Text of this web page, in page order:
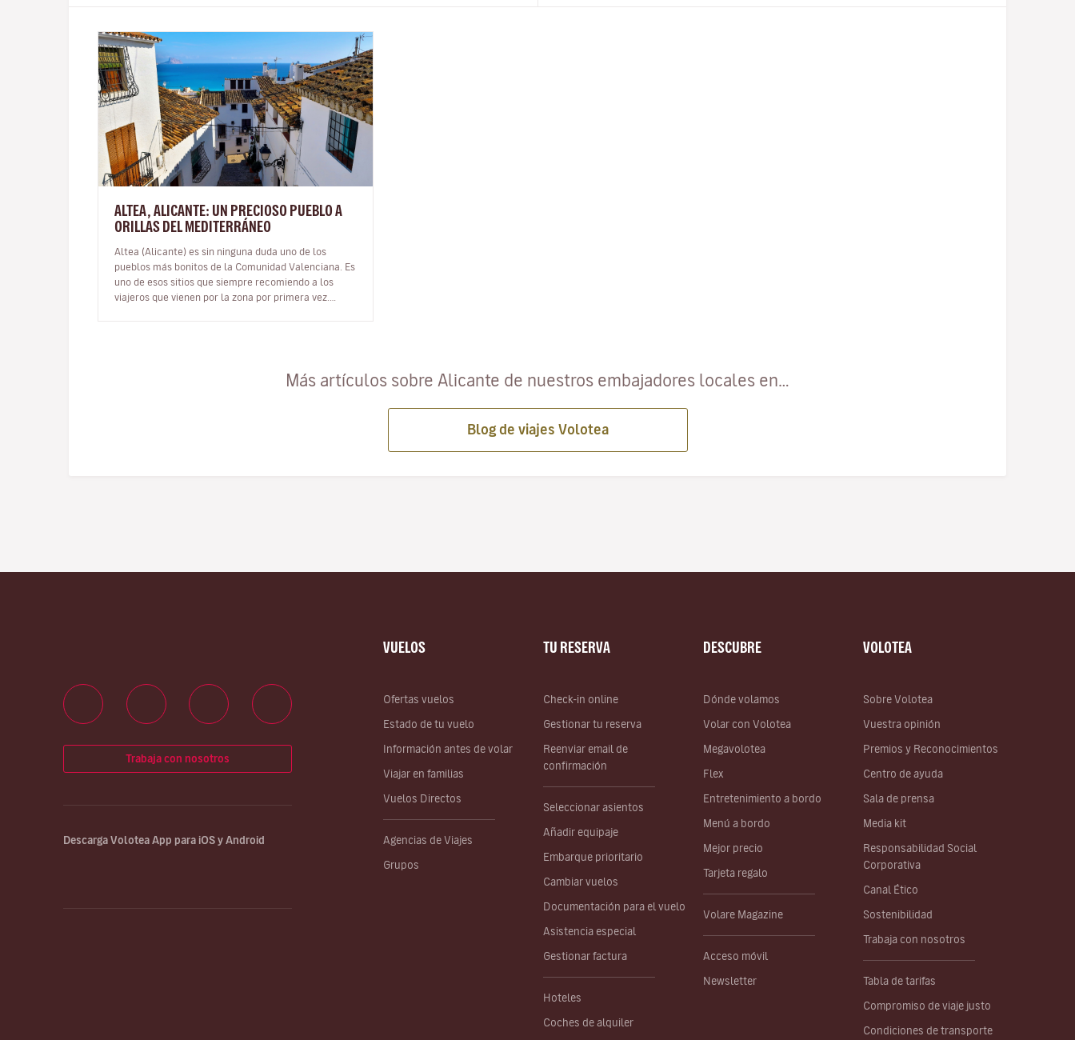
ALTEA, ALICANTE: UN PRECIOSO PUEBLO A
ORILLAS DEL MEDITERRÁNEO
Altea (Alicante) es sin ninguna duda uno de los
pueblos más bonitos de la Comunidad Valenciana. Es
uno de esos sitios que siempre recomiendo a los
viajeros que vienen por la zona por primera vez.
Más artículos sobre Alicante de nuestros embajadores locales en…
Blog de viajes Volotea
VUELOS
Ofertas vuelos
Estado de tu vuelo
Información antes de volar
Viajar en familias
Vuelos Directos
Agencias de Viajes
Grupos
TU RESERVA
Check-in online
Gestionar tu reserva
Reenviar email de
confirmación
Seleccionar asientos
Añadir equipaje
Embarque prioritario
Cambiar vuelos
Documentación para el vuelo
Asistencia especial
Gestionar factura
Hoteles
Coches de alquiler
DESCUBRE
Dónde volamos
Volar con Volotea
Megavolotea
Flex
Entretenimiento a bordo
Menú a bordo
Mejor precio
Tarjeta regalo
Volare Magazine
Acceso móvil
Newsletter
VOLOTEA
Sobre Volotea
Vuestra opinión
Premios y Reconocimientos
Centro de ayuda
Sala de prensa
Media kit
Responsabilidad Social
Corporativa
Canal Ético
Sostenibilidad
Trabaja con nosotros
Tabla de tarifas
Compromiso de viaje justo
Condiciones de transporte
Trabaja con nosotros
Descarga Volotea App para iOS y Android